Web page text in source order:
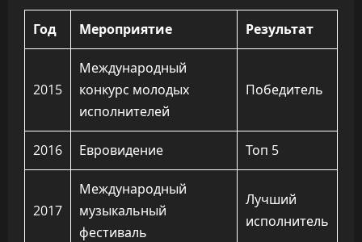
Год Мероприятие Результат
2015
Международный
конкурс молодых
исполнителей
Победитель
2016 Евровидение Топ 5
2017
Международный
музыкальный
фестиваль
Лучший
исполнитель